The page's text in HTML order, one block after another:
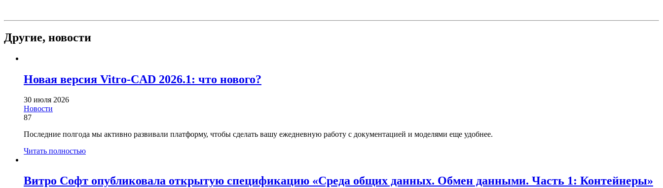
Другие, новости
Новая версия Vitro-CAD 2026.1: что нового?
30 июля 2026
Новости
87
Последние полгода мы активно развивали платформу, чтобы сделать вашу ежедневную работу с документацией и моделями еще удобнее.
Читать полностью
Витро Софт опубликовала открытую спецификацию «Среда общих данных. Обмен данными. Часть 1: Контейнеры»